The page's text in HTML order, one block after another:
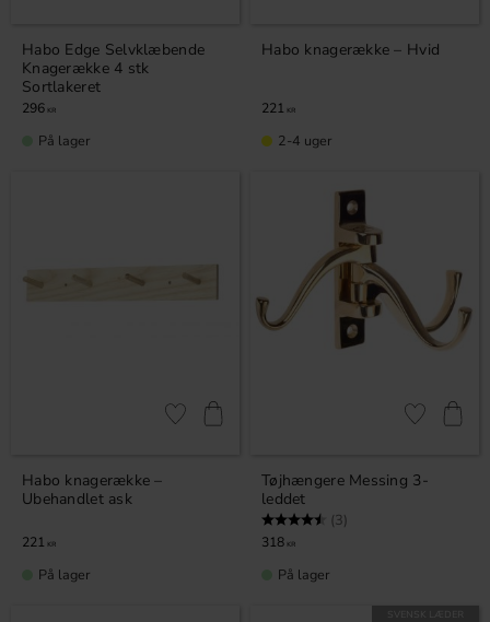
Habo Edge Selvklæbende
Knagerække 4 stk
Sortlakeret
296 KR
På lager
Habo knagerække – Hvid
221 KR
2-4 uger
Habo knagerække –
Ubehandlet ask
221 KR
Gem som favorit
På lager
Tøjhængere Messing 3-
leddet
Vurdering: (3)
318 KR
Gem som
På lager
SVENSK LÆDER